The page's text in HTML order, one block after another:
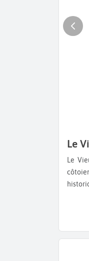
Le
Le Vieux Port constitue le cœur vivant de Saint-Tropez, où bateaux de pêche et voiliers de plaisance se